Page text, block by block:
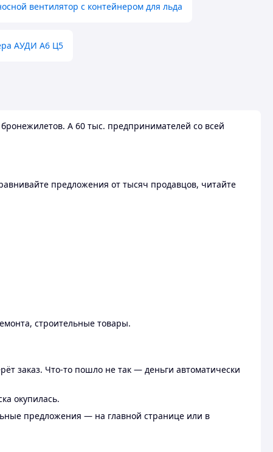
вентилятор с контейнером для льда
АУДИ А6 Ц5
А 60 тыс. предпринимателей со всей
предложения от тысяч продавцов, читайте
строительные товары.
заказ. Что-то пошло не так — деньги автоматически
окупилась.
предложения — на главной странице или в